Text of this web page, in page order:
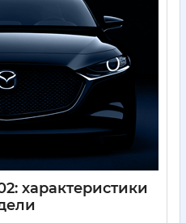
характеристики